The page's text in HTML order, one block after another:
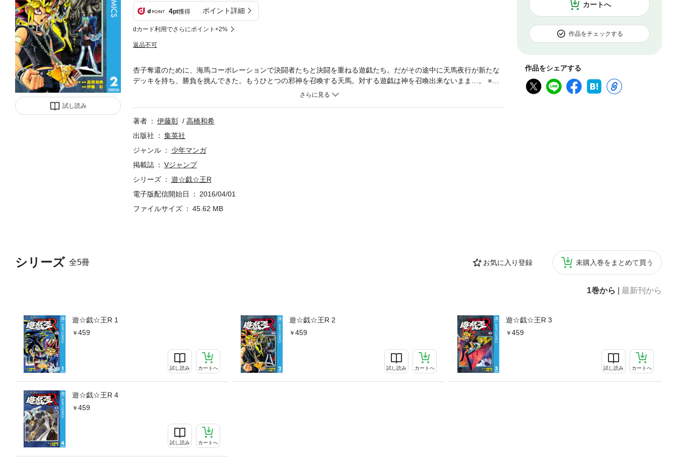
試し読み
4pt獲得 ポイント詳細
dカード利用でさらにポイント+2%
返品不可
カートへ
作品をチェックする
作品をシェアする
シリーズ 全5冊 お気に入り登録 未購入巻をまとめて買う
1巻から 最新刊から
遊☆戯☆王R 1
459
試し読み カートへ
遊☆戯☆王R 2
459
試し読み カートへ
遊☆戯☆王R 3
459
試し読み カートへ
遊☆戯☆王R 4
459
試し読み カートへ
杏子奪還のために、海馬コーポレーションで決闘者たちと決闘を重ねる遊戯たち。だがその途中に天馬夜行が新たな
デッキを持ち、勝負を挑んできた。もうひとつの邪神を召喚する天馬。対する遊戯は神を召喚出来ないまま…。 ※デ
ジタル版には同梱カードは付属しておりません。ご了承ください。
著者 伊藤彰
高橋和希
出版社
集英社
ジャンル
少年マンガ
掲載誌
Vジャンプ
シリーズ
遊☆戯☆王R
電子版配信開始日
2016/04/01
ファイルサイズ
45.62 MB